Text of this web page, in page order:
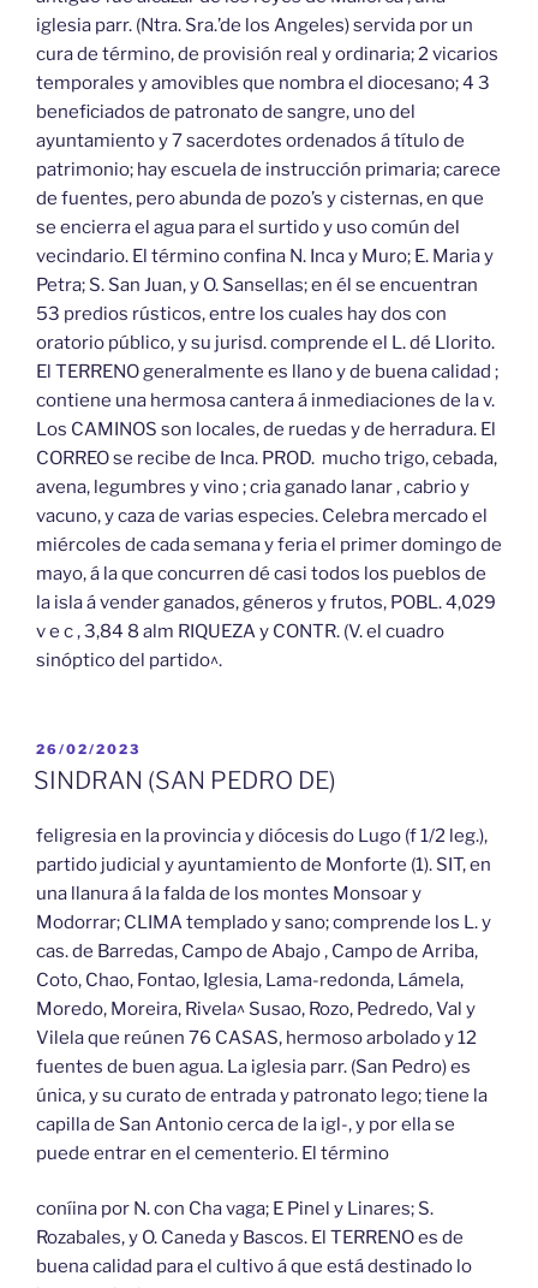
iglesia parr. (Ntra. Sra.’de los Angeles) servida por un
cura de término, de provisión real y ordinaria; 2 vicarios
temporales y amovibles que nombra el diocesano; 4 3
beneficiados de patronato de sangre, uno del
ayuntamiento y 7 sacerdotes ordenados á título de
patrimonio; hay escuela de instrucción primaria; carece
de fuentes, pero abunda de pozo’s y cisternas, en que
se encierra el agua para el surtido y uso común del
vecindario. El término confina N. Inca y Muro; E. Maria y
Petra; S. San Juan, y O. Sansellas; en él se encuentran
53 predios rústicos, entre los cuales hay dos con
oratorio público, y su jurisd. comprende el L. dé Llorito.
El TERRENO generalmente es llano y de buena calidad ;
contiene una hermosa cantera á inmediaciones de la v.
Los CAMINOS son locales, de ruedas y de herradura. El
CORREO se recibe de Inca. PROD. mucho trigo, cebada,
avena, legumbres y vino ; cria ganado lanar , cabrio y
vacuno, y caza de varias especies. Celebra mercado el
miércoles de cada semana y feria el primer domingo de
mayo, á la que concurren dé casi todos los pueblos de
la isla á vender ganados, géneros y frutos, POBL. 4,029
v e c , 3,84 8 alm RIQUEZA y CONTR. (V. el cuadro
sinóptico del partido^.
PUBLICADO
EL
26/02/2023
SINDRAN (SAN PEDRO DE)
feligresia en la provincia y diócesis do Lugo (f 1/2 leg.),
partido judicial y ayuntamiento de Monforte (1). SIT, en
una llanura á la falda de los montes Monsoar y
Modorrar; CLIMA templado y sano; comprende los L. y
cas. de Barredas, Campo de Abajo , Campo de Arriba,
Coto, Chao, Fontao, Iglesia, Lama-redonda, Lámela,
Moredo, Moreira, Rivela^ Susao, Rozo, Pedredo, Val y
Vilela que reúnen 76 CASAS, hermoso arbolado y 12
fuentes de buen agua. La iglesia parr. (San Pedro) es
única, y su curato de entrada y patronato lego; tiene la
capilla de San Antonio cerca de la igl-, y por ella se
puede entrar en el cementerio. El término
coníina por N. con Cha vaga; E Pinel y Linares; S.
Rozabales, y O. Caneda y Bascos. El TERRENO es de
buena calidad para el cultivo á que está destinado lo